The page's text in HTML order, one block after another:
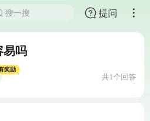
提问
搜一搜
易吗
奖励
共1个回答